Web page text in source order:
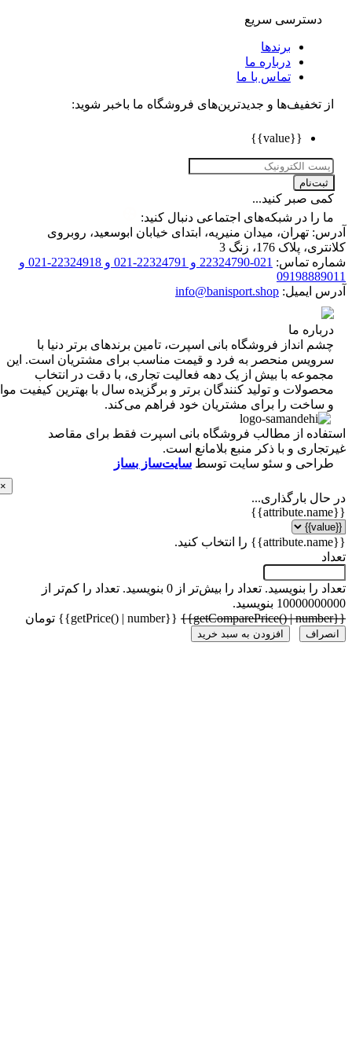
دسترسی سریع
برندها
درباره ما
تماس با ما
تخفیف‌ها و جدیدترین‌های فروشگاه ما باخبر شوید:
صبر کنید...
را در شبکه‌های اجتماعی دنبال کنید:
تهران، میدان منیریه، ابتدای خیابان ابوسعید، روبروی
پلاک 176، زنگ 3
تماس:
021-22324790 و 22324791-021 و 22324918-021 و
ایمیل: info@banisport.shop
ما
انداز فروشگاه‌ بانی اسپرت، تامین برندهای برتر دنیا با
منحصر به فرد و قیمت مناسب برای مشتریان است. این
با بیش از یک دهه فعالیت تجاری، با دقت در انتخاب
و تولید کنندگان برتر و برگزیده سال با بهترین کیفیت مواد
را برای مشتریان خود فراهم می‌کند.
از مطالب فروشگاه بانی اسپرت فقط برای مقاصد
و با ذکر منبع بلامانع است.
و سئو سایت توسطسایت‌ساز بساز
بارگذاری...
را بنویسید.تعداد را بیش‌تر از 0 بنویسید.
تعداد را کم‌تر از
بنویسید.
{{getPrice() | number}} تومان
افزودن به سبد خرید